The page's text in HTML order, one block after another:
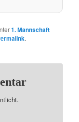
1. Mannschaft
.